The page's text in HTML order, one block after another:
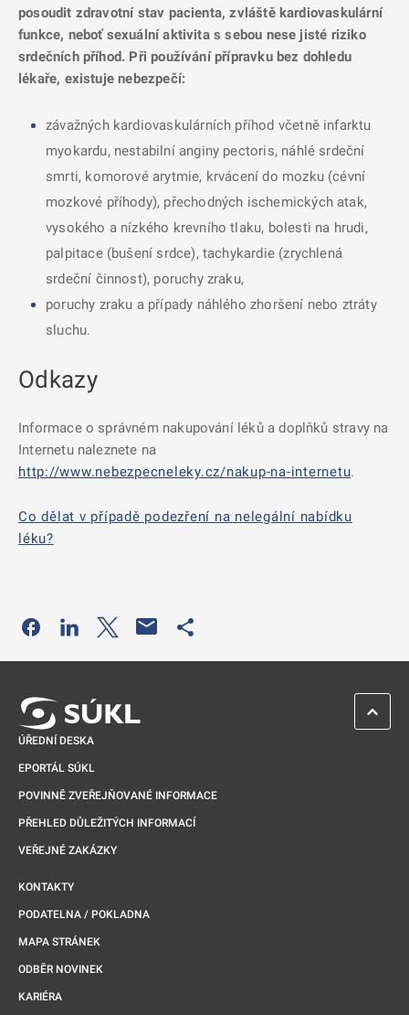
posoudit zdravotní stav pacienta, zvláště kardiovaskulární
funkce, neboť sexuální aktivita s sebou nese jisté riziko
srdečních příhod. Při používání přípravku bez dohledu
lékaře, existuje nebezpečí:
závažných kardiovaskulárních příhod včetně infarktu
myokardu, nestabilní anginy pectoris, náhlé srdeční
smrti, komorové arytmie, krvácení do mozku (cévní
mozkové příhody), přechodných ischemických atak,
vysokého a nízkého krevního tlaku, bolesti na hrudi,
palpitace (bušení srdce), tachykardie (zrychlená
srdeční činnost), poruchy zraku,
poruchy zraku a případy náhlého zhoršení nebo ztráty
sluchu.
Odkazy
Informace o správném nakupování léků a doplňků stravy na
Internetu naleznete na
http://www.nebezpecneleky.cz/nakup-na-internetu.
Co dělat v případě podezření na nelegální nabídku
léku?
Odkaz se otevře na nové kartě
Odkaz se otevře na nové kartě
Odkaz se otevře na nové kartě
ÚŘEDNÍ DESKA
EPORTÁL SÚKL
POVINNĚ ZVEŘEJŇOVANÉ INFORMACE
PŘEHLED DŮLEŽITÝCH INFORMACÍ
VEŘEJNÉ ZAKÁZKY
KONTAKTY
PODATELNA / POKLADNA
MAPA STRÁNEK
ODBĚR NOVINEK
KARIÉRA
ZPĚT